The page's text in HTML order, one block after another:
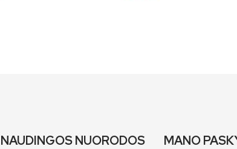
NAUDINGOS NUORODOS MANO